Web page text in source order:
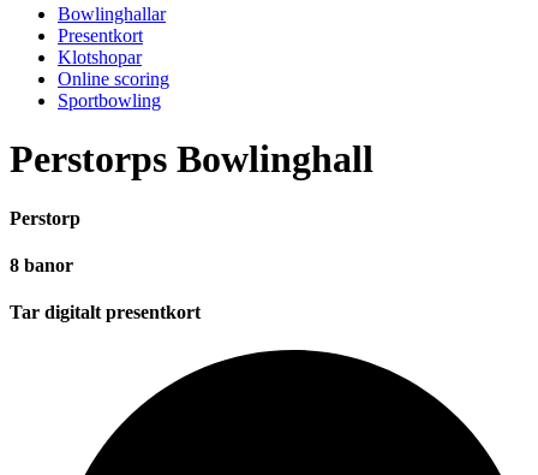
Bowlinghallar
Presentkort
Klotshopar
Online scoring
Sportbowling
Perstorps Bowlinghall
Perstorp
8 banor
Tar digitalt presentkort